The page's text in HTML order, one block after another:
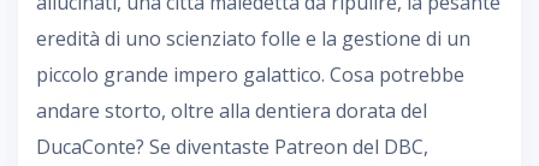
eredità di uno scienziato folle e la gestione di un
piccolo grande impero galattico. Cosa potrebbe
andare storto, oltre alla dentiera dorata del
DucaConte? Se diventaste Patreon del DBC,